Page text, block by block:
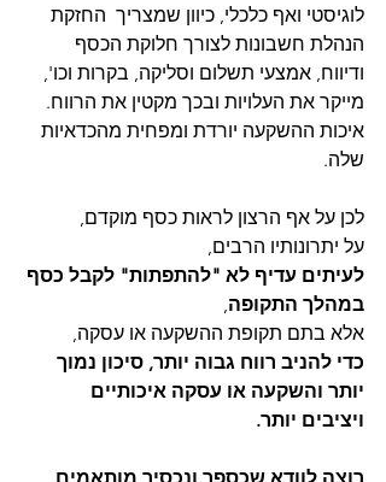
לוגיסטי ואף כלכלי, כיוון שמצריך  החזקת
הנהלת חשבונות לצורך חלוקת הכסף
ודיווח, אמצעי תשלום וסליקה, בקרות וכו',
מייקר את העלויות ובכך מקטין את הרווח.
איכות ההשקעה יורדת ומפחית מהכדאיות
שלה.
לכן על אף הרצון לראות כסף מוקדם,
על יתרונותיו הרבים,
לעיתים עדיף לא "להתפתות" לקבל כסף
במהלך התקופה,
אלא בתם תקופת ההשקעה או עסקה,
כדי להניב רווח גבוה יותר, סיכון נמוך
יותר והשקעה או עסקה איכותיים
ויציבים יותר.